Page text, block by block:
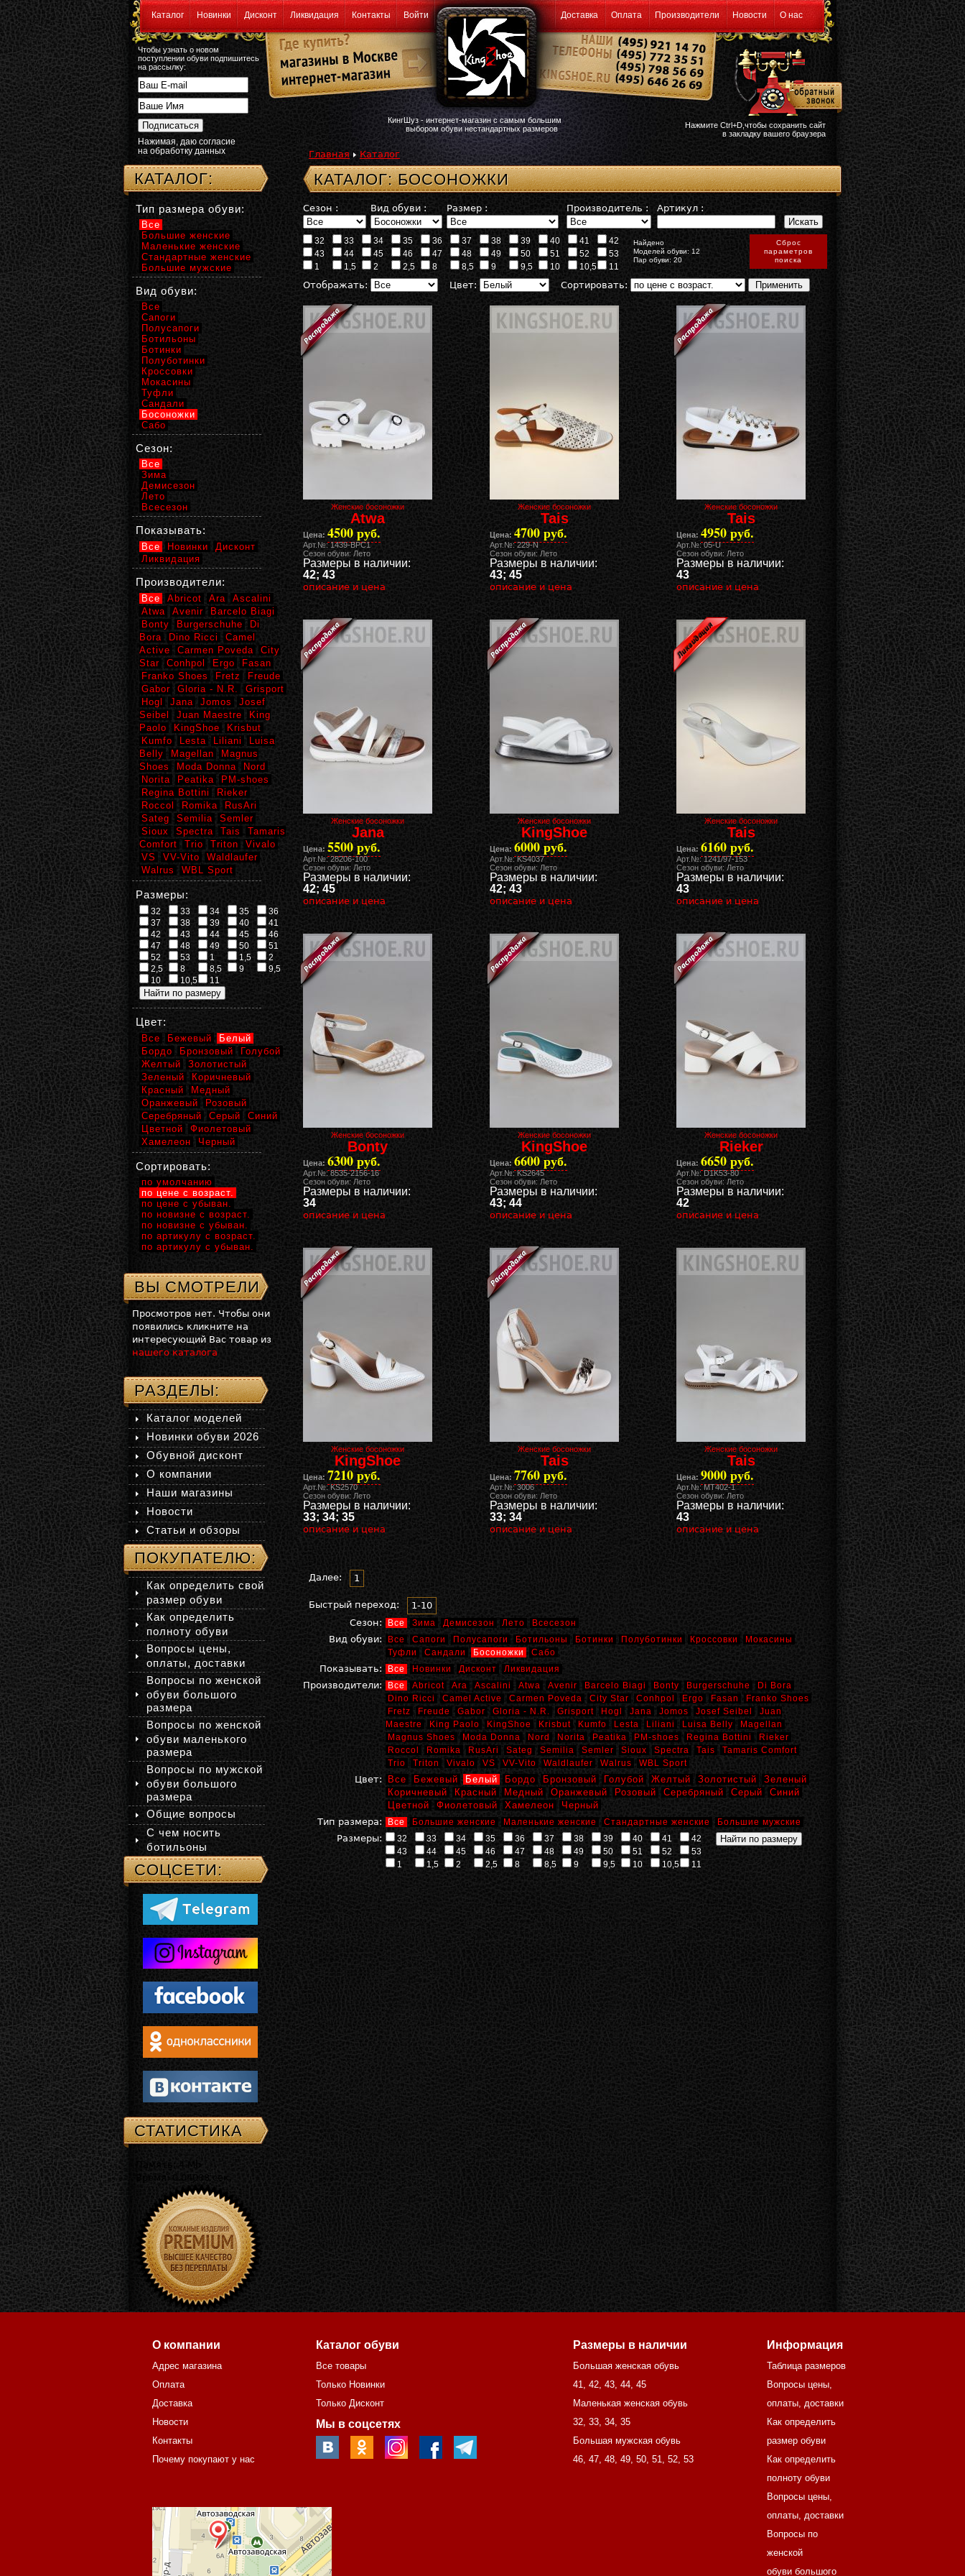
Каталог Новинки Дисконт Ликвидация Контакты Войти Доставка Оплата Производители Новости О нас
Чтобы узнать о новом
поступлении обуви подпишитесь
на рассылку:
Нажимая, даю согласие
на обработку данных
КингШуз - интернет-магазин с самым большим
выбором обуви нестандартных размеров
Нажмите Ctrl+D,чтобы сохранить сайт
в закладку вашего браузера
Главная Каталог
КАТАЛОГ: БОСОНОЖКИ
Сезон : Вид обуви : Размер : Производитель : Артикул :
32 33 34 35 36 37 38 39 40 41
42
43
44 45 46 47 48 49 50 51 52
53
1
1,5 2 2,5 8 8,5 9 9,5 10 10,5 11
Найдено
Моделей обуви: 12
Пар обуви: 20
Сброс
параметров
поиска
Отображать: Цвет: Сортировать:
Женские босоножки
Atwa
Женские босоножки
Tais
Женские босоножки
Tais
Цена: 4500 руб.
Арт.№: 1439-BPC1
Сезон обуви: Лето
Размеры в наличии:
42; 43
описание и цена
Цена: 4700 руб.
Арт.№: 229-N
Сезон обуви: Лето
Размеры в наличии:
43; 45
описание и цена
Цена: 4950 руб.
Арт.№: 05-U
Сезон обуви: Лето
Размеры в наличии:
43
описание и цена
Женские босоножки
Jana
Женские босоножки
KingShoe
Женские босоножки
Tais
Цена: 5500 руб.
Арт.№: 28206-100
Сезон обуви: Лето
Размеры в наличии:
42; 45
описание и цена
Цена: 6000 руб.
Арт.№: KS4037
Сезон обуви: Лето
Размеры в наличии:
42; 43
описание и цена
Цена: 6160 руб.
Арт.№: 1241/97-153
Сезон обуви: Лето
Размеры в наличии:
43
описание и цена
Женские босоножки
Bonty
Женские босоножки
KingShoe
Женские босоножки
Rieker
Цена: 6300 руб.
Арт.№: 8535-2156-16
Сезон обуви: Лето
Размеры в наличии:
34
описание и цена
Цена: 6600 руб.
Арт.№: KS2645
Сезон обуви: Лето
Размеры в наличии:
43; 44
описание и цена
Цена: 6650 руб.
Арт.№: D1K53-80
Сезон обуви: Лето
Размеры в наличии:
42
описание и цена
Женские босоножки
KingShoe
Женские босоножки
Tais
Женские босоножки
Tais
Цена: 7210 руб.
Арт.№: KS2570
Сезон обуви: Лето
Размеры в наличии:
33; 34; 35
описание и цена
Цена: 7760 руб.
Арт.№: 3006
Сезон обуви: Лето
Размеры в наличии:
33; 34
описание и цена
Цена: 9000 руб.
Арт.№: MT402-1
Сезон обуви: Лето
Размеры в наличии:
43
описание и цена
Далее: 1
Быстрый переход:
1-10
Сезон:
Все Зима Демисезон Лето Всесезон
Вид обуви: Все Сапоги Полусапоги Ботильоны Ботинки Полуботинки Кроссовки
Мокасины
Туфли
Сандали Босоножки Сабо
Показывать: Все Новинки Дисконт Ликвидация
Производители: Все Abricot Ara Ascalini Atwa Avenir Barcelo Biagi Bonty Burgerschuhe
Di Bora
Dino Ricci
Camel Active Carmen Poveda City Star Conhpol Ergo Fasan
Franko Shoes
Fretz
Freude Gabor Gloria - N.R. Grisport Hogl Jana Jomos Josef Seibel
Juan
Maestre
King Paolo KingShoe Krisbut Kumfo Lesta Liliani Luisa Belly
Magellan
Magnus Shoes
Moda Donna Nord Norita Peatika PM-shoes Regina Bottini
Rieker
Roccol
Romika RusAri Sateg Semilia Semler Sioux Spectra Tais
Tamaris Comfort
Trio
Triton Vivalo VS VV-Vito Waldlaufer Walrus WBL Sport
Цвет: Все Бежевый Белый Бордо Бронзовый Голубой Желтый Золотистый
Зеленый
Коричневый
Красный Медный Оранжевый Розовый Серебряный Серый
Синий
Цветной
Фиолетовый Хамелеон
Черный
Тип размера:
Все Большие женские Маленькие женские Стандартные женские Большие мужские
Размеры: 32 33 34 35 36 37 38 39 40 41
42
43
44 45 46 47 48 49 50 51 52
53
1
1,5 2 2,5 8 8,5 9 9,5 10 10,5 11
КАТАЛОГ:
Тип размера обуви:
Все
Большие женские
Маленькие женские
Стандартные женские
Большие мужские
Вид обуви:
Все
Сапоги
Полусапоги
Ботильоны
Ботинки
Полуботинки
Кроссовки
Мокасины
Туфли
Сандали
Босоножки
Сабо
Сезон:
Все
Зима
Демисезон
Лето
Всесезон
Показывать:
Все Новинки
Дисконт
Ликвидация
Производители:
Все Abricot Ara
Ascalini
Atwa
Avenir
Barcelo Biagi
Bonty
Burgerschuhe
Di
Bora
Dino Ricci
Camel
Active
Carmen Poveda
City
Star
Conhpol Ergo
Fasan
Franko Shoes
Fretz
Freude
Gabor
Gloria - N.R.
Grisport
Hogl
Jana Jomos
Josef
Seibel
Juan Maestre
King
Paolo
KingShoe
Krisbut
Kumfo
Lesta Liliani
Luisa
Belly
Magellan
Magnus
Shoes
Moda Donna
Nord
Norita
Peatika
PM-shoes
Regina Bottini
Rieker
Roccol
Romika
RusAri
Sateg
Semilia
Semler
Sioux
Spectra Tais
Tamaris
Comfort
Trio Triton
Vivalo
VS
VV-Vito
Waldlaufer
Walrus
WBL Sport
Размеры:
32 33 34 35
36
37
38 39 40
41
42
43 44 45
46
47
48 49 50
51
52
53 1 1,5
2
2,5
8 8,5 9
9,5
10
10,5 11
Цвет:
Все Бежевый
Белый
Бордо
Бронзовый
Голубой
Желтый
Золотистый
Зеленый
Коричневый
Красный
Медный
Оранжевый
Розовый
Серебряный
Серый
Синий
Цветной
Фиолетовый
Хамелеон
Черный
Сортировать:
по умолчанию
по цене с возраст.
по цене с убыван.
по новизне с возраст.
по новизне с убыван.
по артикулу с возраст.
по артикулу с убыван.
ВЫ СМОТРЕЛИ
Просмотров нет. Чтобы они
появились кликните на
интересующий Вас товар из
нашего каталога
РАЗДЕЛЫ:
Каталог моделей
Новинки обуви 2026
Обувной дисконт
О компании
Наши магазины
Новости
Статьи и обзоры
ПОКУПАТЕЛЮ:
Как определить свой
размер обуви
Как определить
полноту обуви
Вопросы цены,
оплаты, доставки
Вопросы по женской
обуви большого
размера
Вопросы по женской
обуви маленького
размера
Вопросы по мужской
обуви большого
размера
Общие вопросы
С чем носить
ботильоны
СОЦСЕТИ:
СТАТИСТИКА
Память: 4 Mb
Время: 0.04038 сек.
О компании
Адрес магазина
Оплата
Доставка
Новости
Контакты
Почему покупают у нас
Каталог обуви
Все товары
Только Новинки
Только Дисконт
Мы в соцсетях
Размеры в наличии
Большая женская обувь
41, 42, 43, 44, 45
Маленькая женская обувь
32, 33, 34, 35
Большая мужская обувь
46, 47, 48, 49, 50, 51, 52, 53
Информация
Таблица размеров
Вопросы цены,
оплаты, доставки
Как определить
размер обуви
Как определить
полноту обуви
Вопросы цены,
оплаты, доставки
Вопросы по
женской
обуви большого